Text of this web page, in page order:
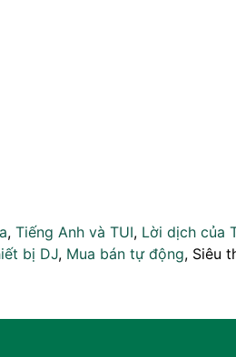
, Tiếng Anh và TUI, Lời dịch của
bị DJ, Mua bán tự động, Siêu